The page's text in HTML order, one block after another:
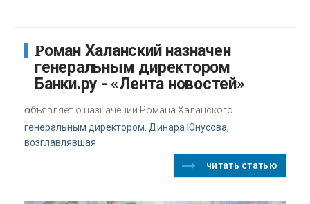
Роман Халанский назначен
генеральным директором
Банки.ру - «Лента новостей»
объявляет о назначении Романа Халанского
генеральным директором. Динара Юнусова,
возглавлявшая
читать статью